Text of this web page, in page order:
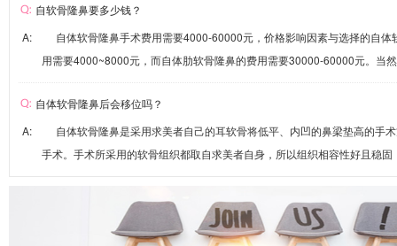
自软骨隆鼻要多少钱？
A: 自体软骨隆鼻手术费用需要4000-60000元，价格影响因素与选择的自体
用需要4000~8000元，而自体肋软骨隆鼻的费用需要30000-60000元。当
自体软骨隆鼻后会移位吗？
A: 自体软骨隆鼻是采用求美者自己的耳软骨将低平、内凹的鼻梁垫高的手术
手术。手术所采用的软骨组织都取自求美者自身，所以组织相容性好且稳固